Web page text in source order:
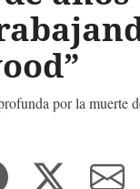
por la muerte